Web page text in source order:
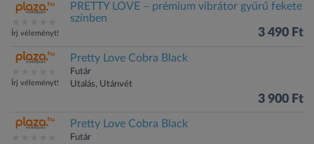
Írj véleményt!
PRETTY LOVE – prémium vibrátor gyűrű fekete
színben
3 490 Ft
Írj véleményt!
Pretty Love Cobra Black
Futár
Utalás, Utánvét
3 900 Ft
Pretty Love Cobra Black
Futár